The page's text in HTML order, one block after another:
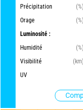
Précipitation
(%)
Orage
(%)
Luminosité :
Humidité
(%)
Visibilité
(km)
UV